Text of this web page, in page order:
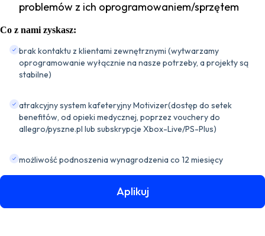
problemów z ich oprogramowaniem/sprzętem
Co z nami zyskasz:
brak kontaktu z klientami zewnętrznymi (wytwarzamy
oprogramowanie wyłącznie na nasze potrzeby, a projekty są
stabilne)
atrakcyjny system kafeteryjny Motivizer(dostęp do setek
benefitów, od opieki medycznej, poprzez vouchery do
allegro/pyszne.pl lub subskrypcje Xbox-Live/PS-Plus)
możliwość podnoszenia wynagrodzenia co 12 miesięcy
Aplikuj